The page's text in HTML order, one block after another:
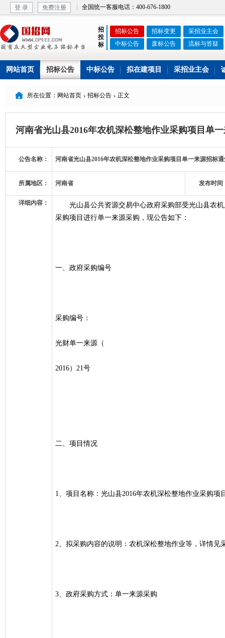
登 录 免费注册 全国统一客服电话：400-676-1800
招
投
标
招标公告 招标变更
采招业主会
中标公告
废标公告 流标与答疑
网站首页 招标公告 中标公告 拟在建项目 采招业主会
 所在位置：网站首页  招标公告  正文
河南省光山县2016年农机深松整地作业采购项目单
公告名称： 河南省光山县2016年农机深松整地作业采购项目单一来源招标
所属地区： 河南省 发布时间
详细内容：
光山县公共资源交易中心政府采购部受光山县农
采购项目进行单一来源采购，现公告如下：
一、政府采购编号
采购编号：
光财单一来源（
2016）21号
二、项目情况
1、项目名称：光山县2016年农机深松整地作业采购项
2、拟采购内容的说明：农机深松整地作业等，详情见
3、政府采购方式：单一来源采购